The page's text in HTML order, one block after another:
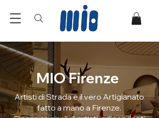
MIO Firenze
Artisti di Strada e il vero Artigianato
fatto a mano a Firenze.